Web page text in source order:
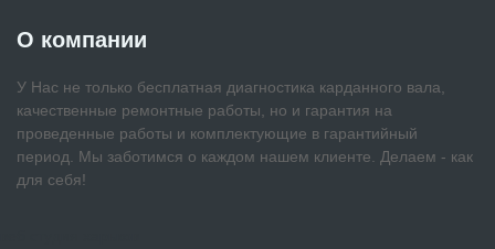
О компании
У Нас не только бесплатная диагностика карданного вала,
качественные ремонтные работы, но и гарантия на
проведенные работы и комплектующие в гарантийный
период. Мы заботимся о каждом нашем клиенте. Делаем - как
для себя!